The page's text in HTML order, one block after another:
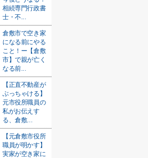
相続専門行政書
士・不...
倉敷市で空き家
になる前にやる
こと！ー【倉敷
市】で親が亡く
なる前...
【正直不動産が
ぶっちゃける】
元市役所職員の
私がお伝えす
る、倉敷...
【元倉敷市役所
職員が明かす】
実家が空き家に